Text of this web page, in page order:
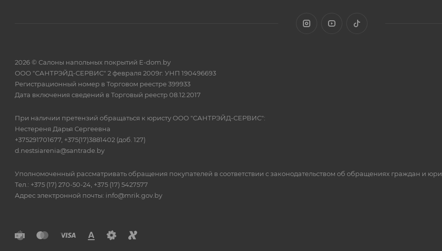
2026 © Салоны напольных покрытий E-dom.by
ООО "САНТРЭЙД-СЕРВИС" 2 февраля 2009г. УНП 190496693
Регистрационный номер в Торговом реестре 399933
Дата включения сведений в Торговый реестр 08.12.2017
При наличии претензий обращаться к юристу ООО "САНТРЭЙД-СЕРВИС":
Нестереня Дарья Сергеевна
+375291701677, +375(17)3881402 (доб. 127)
d.nestsiarenia@santrade.by
Уполномоченный рассматривать обращения покупателей в соответствии с законодательством об обращениях граждан и
Тел.: +375 (17) 270-50-24, +375 (17) 5427577
Адрес электронной почты: info@mrik.gov.by